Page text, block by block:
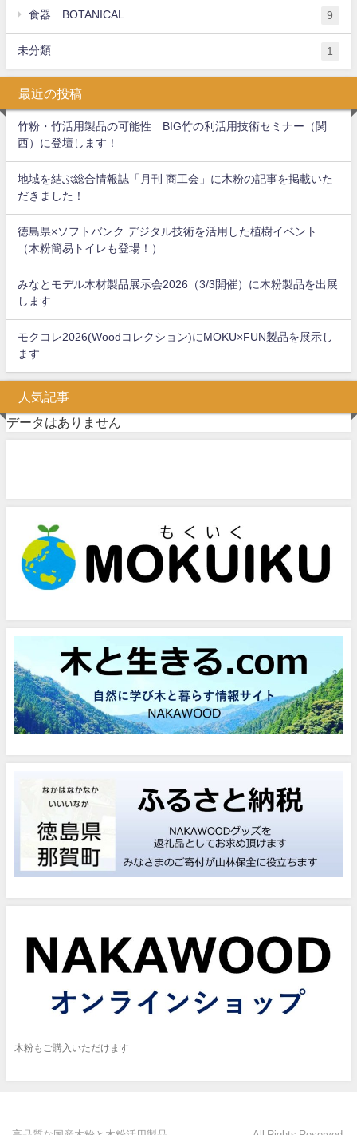
食器 BOTANICAL 9
未分類 1
最近の投稿
竹粉・竹活用製品の可能性 BIG竹の利活用技術セミナー（関
西）に登壇します！
地域を結ぶ総合情報誌「月刊 商工会」に木粉の記事を掲載いた
だきました！
徳島県×ソフトバンク デジタル技術を活用した植樹イベント
（木粉簡易トイレも登場！）
みなとモデル木材製品展示会2026（3/3開催）に木粉製品を出展
します
モクコレ2026(Woodコレクション)にMOKU×FUN製品を展示し
ます
人気記事
データはありません
木粉もご購入いただけます